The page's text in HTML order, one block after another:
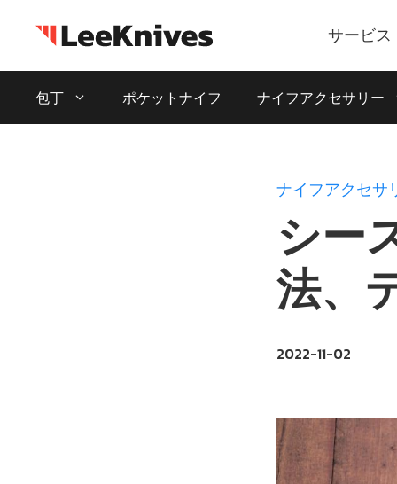
に
サービス
包丁 ポケットナイフ ナイフアクセサリー
ナイフアクセサ
シー
法、
2022-11-02